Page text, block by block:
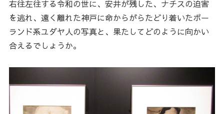
右往左往する令和の世に、安井が残した、ナチスの迫害
を逃れ、遠く離れた神戸に命からがらたどり着いたポー
ランド系ユダヤ人の写真と、果たしてどのように向かい
合えるでしょうか。